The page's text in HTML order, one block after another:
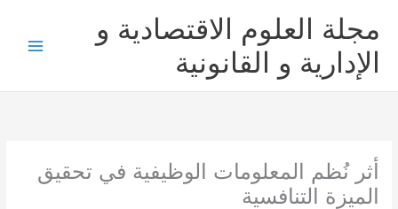
المحتوى
مجلة العلوم الاقتصادية و
الإدارية و القانونية
أثر نُظم المعلومات الوظيفية في تحقيق
الميزة التنافسية